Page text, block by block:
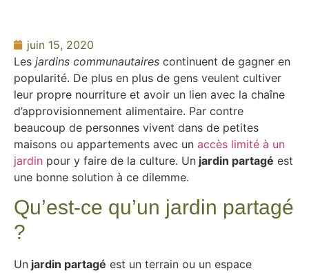
juin 15, 2020
Les jardins communautaires continuent de gagner en
popularité. De plus en plus de gens veulent cultiver
leur propre nourriture et avoir un lien avec la chaîne
d’approvisionnement alimentaire. Par contre
beaucoup de personnes vivent dans de petites
maisons ou appartements avec un accès limité à un
jardin pour y faire de la culture. Un jardin partagé est
une bonne solution à ce dilemme.
Qu’est-ce qu’un jardin partagé
?
Un jardin partagé est un terrain ou un espace